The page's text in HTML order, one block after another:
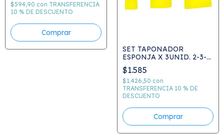
$594,90 con TRANSFERENCIA
10 % DE DESCUENTO
Comprar
SET TAPONADOR
ESPONJA X 3UNID. 2-3-4
CM
$1.585
$1.426,50 con
TRANSFERENCIA 10 % DE
DESCUENTO